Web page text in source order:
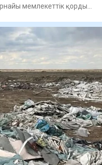
мемлекеттік қордың